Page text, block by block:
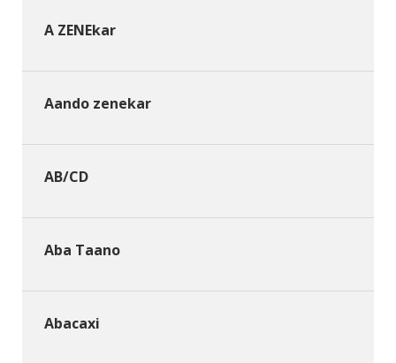
A ZENEkar
Aando zenekar
AB/CD
Aba Taano
Abacaxi